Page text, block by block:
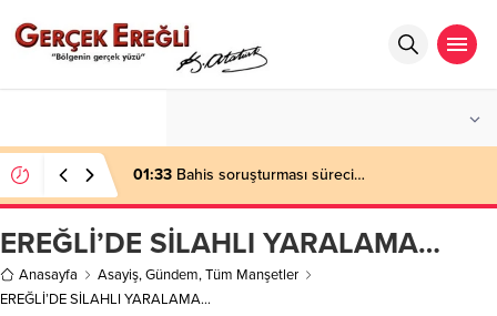
01:33 Bahis soruşturması süreci…
EREĞLİ’DE SİLAHLI YARALAMA…
Anasayfa Asayiş,Gündem,Tüm Manşetler
EREĞLİ’DE SİLAHLI YARALAMA…